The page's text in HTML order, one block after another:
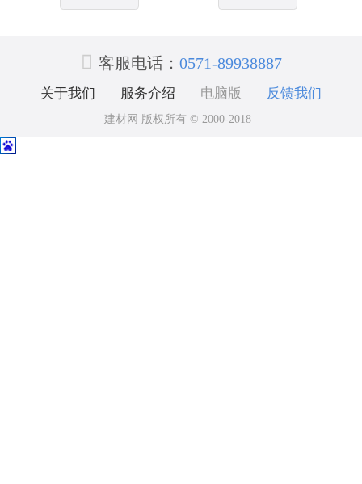
 客服电话： 0571-89938887
关于我们 服务介绍 电脑版 反馈我们
建材网 版权所有 © 2000-2018